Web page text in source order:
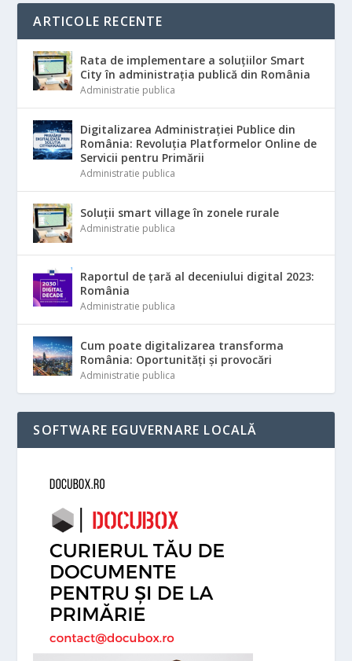
ARTICOLE RECENTE
Rata de implementare a soluțiilor Smart
City în administrația publică din România
Administratie publica
Digitalizarea Administrației Publice din
România: Revoluția Platformelor Online de
Servicii pentru Primării
Administratie publica
Soluții smart village în zonele rurale
Administratie publica
Raportul de țară al deceniului digital 2023:
România
Administratie publica
Cum poate digitalizarea transforma
România: Oportunități și provocări
Administratie publica
SOFTWARE EGUVERNARE LOCALĂ